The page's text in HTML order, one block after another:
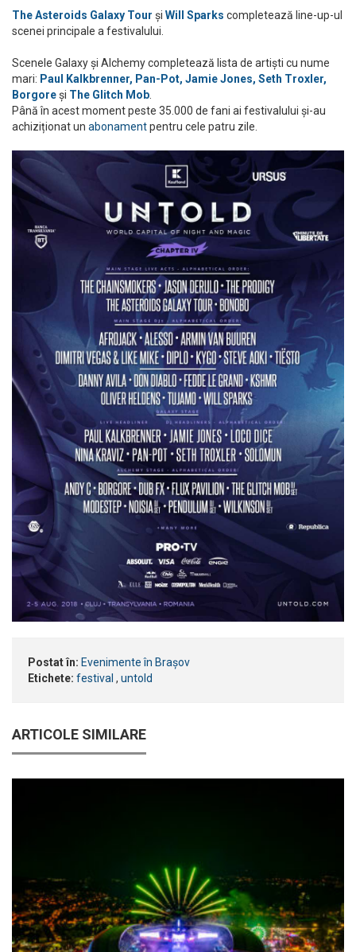
The Asteroids Galaxy Tour și Will Sparks completează line-up-ul
scenei principale a festivalului.
Scenele Galaxy și Alchemy completează lista de artiști cu nume
mari: Paul Kalkbrenner, Pan-Pot, Jamie Jones, Seth Troxler,
Borgoreși The Glitch Mob
Până în acest moment peste 35.000 de fani ai festivalului și-au
achiziționat un abonamentpentru cele patru zile.
Postat în: Evenimente în Brașov
Etichete: festival , untold
ARTICOLE SIMILARE